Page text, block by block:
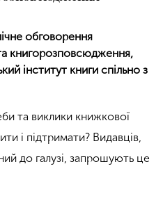
обговорення
книгорозповсюдження,
інститут книги спільно з
та виклики книжкової
і підтримати? Видавців,
до галузі, запрошують це